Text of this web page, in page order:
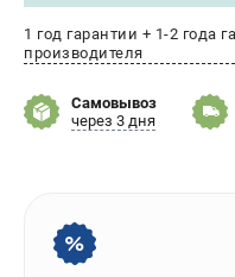
Юридическим лицам
Контакты
Способы оплаты
О компании
О бренде
Бонусная программа
Как нас найти
1 год гарантии + 1-2 года
производителя
Самовывоз
через 3 дня